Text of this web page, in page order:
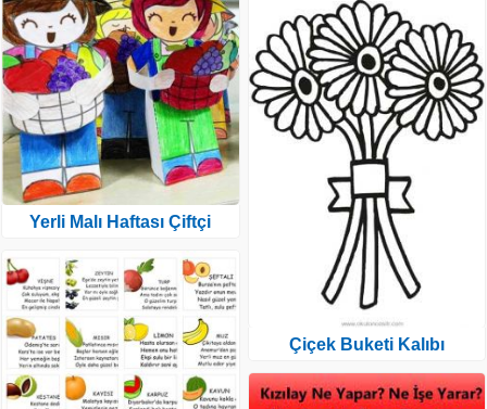
Yerli Malı Haftası Çiftçi
Çiçek Buketi Kalıbı